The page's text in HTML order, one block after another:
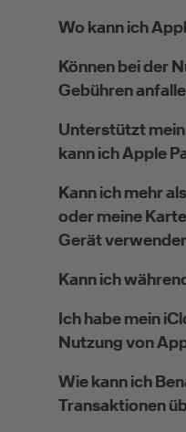
Wo kann ich
Können bei der
Gebühren
Unterstützt
kann ich Apple
Kann ich mehr
oder meine
Gerät
Kann ich
Ich habe mein
Nutzung von
Wie kann ich
Transaktionen